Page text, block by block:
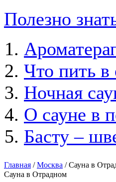
Полезно
Что пить в
Ночная
О сауне в
Басту –
Главная /Москва / Сауна в
Сауна в Отрадном